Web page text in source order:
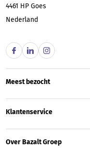
4461 HP Goes
Nederland
Meest bezocht
Klantenservice
Over Bazalt Groep